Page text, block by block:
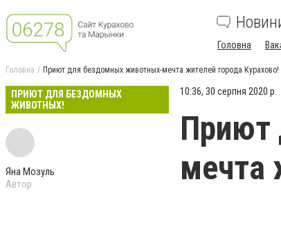
Головна
Головна Приют для бездомных животных-мечта жителей города Курахово!
ПРИЮТ ДЛЯ БЕЗДОМНЫХ
ЖИВОТНЫХ!
Яна Мозуль
Автор
10:36, 30 серпня 2020 р.
Приют
мечта